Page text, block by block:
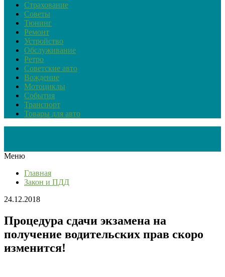
Страхование
Советы
Тюнинг
Ремонт
Устройство
Обслуживание
Ретро
Советские авто
Вождение
Мотоциклы
События
Транспорт
Товары для авто
Меню
Главная
Закон и ПДД
24.12.2018
Процедура сдачи экзамена на
получение водительских прав скоро
изменится!